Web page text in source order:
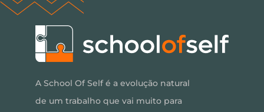
A School Of Self é a evolução natural
de um trabalho que vai muito para